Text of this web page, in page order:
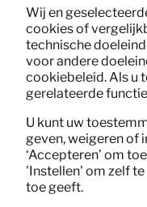
KeyPro is
meubelverhuur
Groningen en
complete,
voor o.a.
relocators en
werkt volgens
duurzaam,
ReShare Living
circulair wonen
Wij en
cookies of
technische
voor andere
cookiebeleid. Als u
gerelateerde
U kunt uw
geven, weigeren of
‘Accepteren’ om
'Instellen' om zelf
toe geeft.